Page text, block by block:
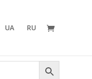
UA RU